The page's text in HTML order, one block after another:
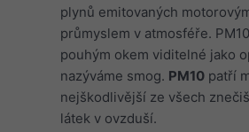
plynů emitovaných
průmyslem v atmosféře.
pouhým okem viditelné jako
nazýváme smog. PM10 patří
nejškodlivější ze všech
látek v ovzduší.